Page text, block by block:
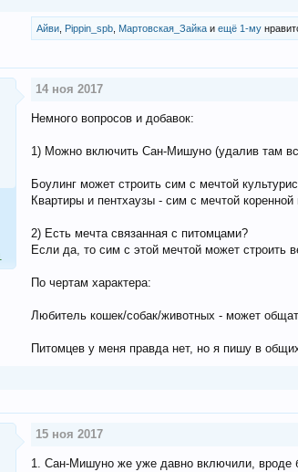
Айви, Pippin_spb, Мартовская_Зайкаи ещё 1-му
14 ноя 2017
Немного вопросов и добавок:
1) Можно включить Сан-Мишуно (удалив там
Боулинг может строить сим с мечтой
Квартиры и пентхаузы - сим с мечтой коренной
2) Есть мечта связанная с питомцами?
Если да, то сим с этой мечтой может строить
По чертам характера:
Любитель кошек/собак/животных - может
Питомцев у меня правда нет, но я пишу в
15 ноя 2017
1. Сан-Мишуно же уже давно включили, вроде